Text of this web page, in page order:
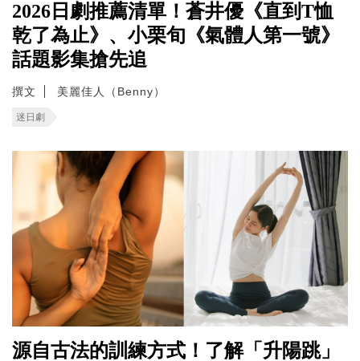
2026日劇推薦清單！蒼井優《直到T恤
乾了為止》、小栗旬《氣體人第一號》
話題影集搶先追
撰文 美麗佳人（Benny）
迷日劇
源自古法的訓練方式！了解「升陽跳」